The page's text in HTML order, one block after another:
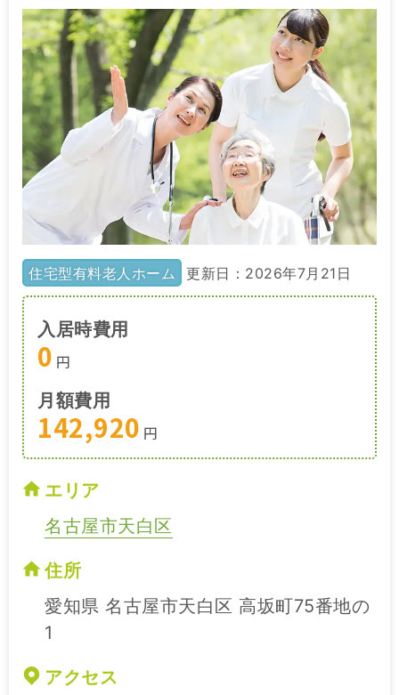
住宅型有料老人ホーム 更新日：2026年7月21日
入居時費用
0 円
月額費用
142,920 円
エリア
名古屋市天白区
住所
愛知県 名古屋市天白区 高坂町75番地の
1
アクセス